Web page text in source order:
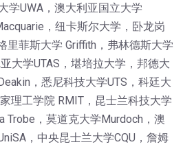
学UWA，澳大利亚国立大学
，纽卡斯尔大学，卧龙岗
里菲斯大学 Griffith，弗林德斯大学
大学UTAS，堪培拉大学，邦德大
，悉尼科技大学UTS，科廷大
理工学院 RMIT，昆士兰科技大学
Trobe，莫道克大学Murdoch，澳
，中央昆士兰大学CQU，詹姆